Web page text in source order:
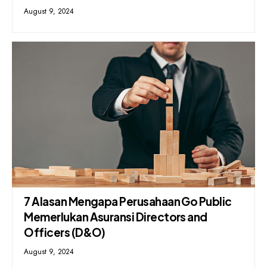
August 9, 2024
7 Alasan Mengapa Perusahaan Go Public
Memerlukan Asuransi Directors and
Officers (D&O)
August 9, 2024